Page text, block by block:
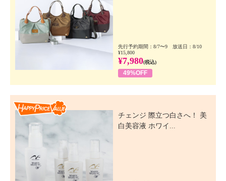
先行予約期間：8/7〜9 放送日：8/10
¥15,800
¥7,980(税込)
49%OFF
チェンジ 際立つ白さへ！ 美
白美容液 ホワイ...